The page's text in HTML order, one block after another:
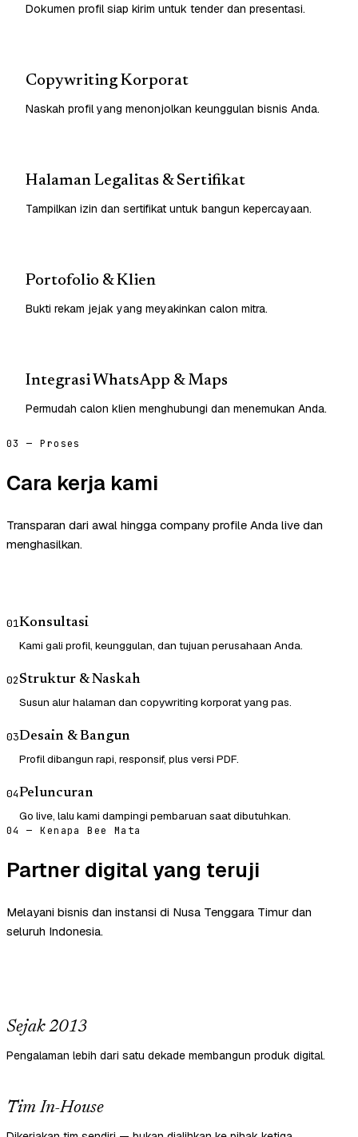
Dokumen profil siap kirim untuk tender dan presentasi.
Copywriting Korporat
Naskah profil yang menonjolkan keunggulan bisnis Anda.
Halaman Legalitas & Sertifikat
Tampilkan izin dan sertifikat untuk bangun kepercayaan.
Portofolio & Klien
Bukti rekam jejak yang meyakinkan calon mitra.
Integrasi WhatsApp & Maps
Permudah calon klien menghubungi dan menemukan Anda.
03 — Proses
Cara kerja kami
Transparan dari awal hingga company profile Anda live dan
menghasilkan.
01Konsultasi
Kami gali profil, keunggulan, dan tujuan perusahaan Anda.
02Struktur & Naskah
Susun alur halaman dan copywriting korporat yang pas.
03Desain & Bangun
Profil dibangun rapi, responsif, plus versi PDF.
04Peluncuran
Go live, lalu kami dampingi pembaruan saat dibutuhkan.
04 — Kenapa Bee Mata
Partner digital yang teruji
Melayani bisnis dan instansi di Nusa Tenggara Timur dan
seluruh Indonesia.
Sejak 2013
Pengalaman lebih dari satu dekade membangun produk digital.
Tim In-House